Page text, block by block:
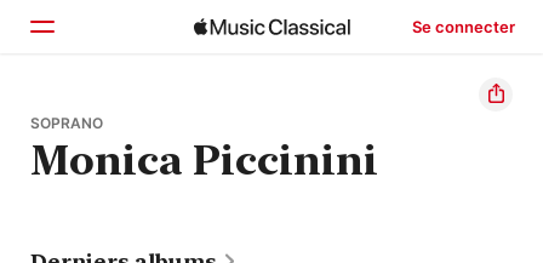
Se connecter
Accueil
Parcourir
SOPRANO
Monica Piccinini